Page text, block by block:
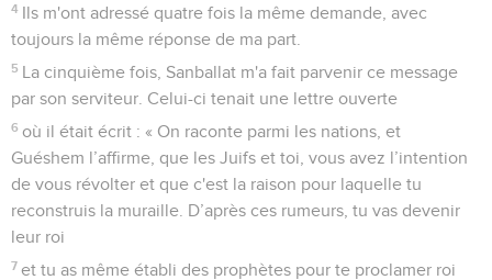
4 Ils m'ont adressé quatre fois la même demande, avec
toujours la même réponse de ma part.
5 La cinquième fois, Sanballat m'a fait parvenir ce message
par son serviteur. Celui-ci tenait une lettre ouverte
6 où il était écrit : « On raconte parmi les nations, et
Guéshem l’affirme, que les Juifs et toi, vous avez l’intention
de vous révolter et que c'est la raison pour laquelle tu
reconstruis la muraille. D’après ces rumeurs, tu vas devenir
leur roi
7 et tu as même établi des prophètes pour te proclamer roi